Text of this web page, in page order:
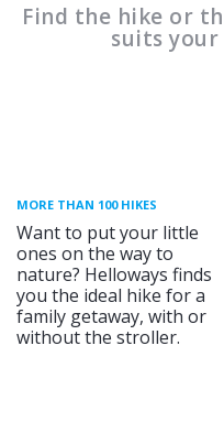
Find the hike or
suits your
MORE THAN 100 HIKES
Want to put your little
ones on the way to
nature? Helloways finds
you the ideal hike for a
family getaway, with or
without the stroller.